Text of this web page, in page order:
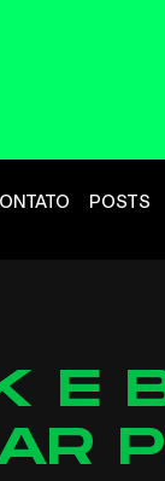
POSTS
E